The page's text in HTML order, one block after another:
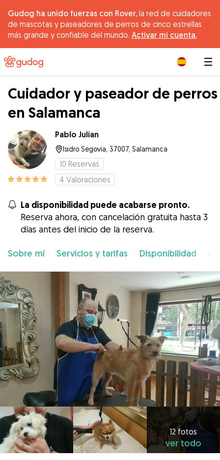
Gudog ha unido fuerzas con Rover, la red de cuidadores
de mascotas y paseadores de perros de cinco estrellas
más grande y confiable del mundo. Activar mi cuenta.
Cuidador y paseador de perros
en Salamanca
Pablo Julian
Isidro Segovia, 37007, Salamanca
10 Reservas
4 Valoraciones
La disponibilidad puede acabarse pronto.
Reserva ahora, con cancelación gratuita hasta 3
días antes del inicio de la reserva.
Sobre mí Servicios y tarifas Disponibilidad
12 fotos
ver todo